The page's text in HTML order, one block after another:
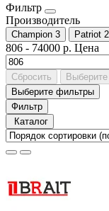
Фильтр
Производитель
Champion 3 Patriot 2
806 - 74000 р. Цена
Сбросить
Выберите фильтры
Фильтр
Каталог